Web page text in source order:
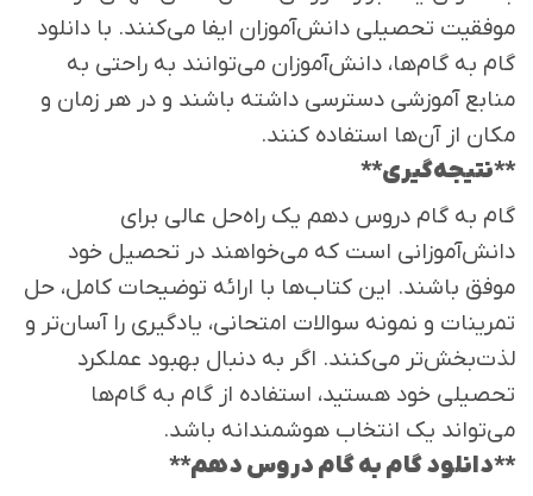
موفقیت تحصیلی دانش‌آموزان ایفا می‌کنند. با دانلود
گام به گام‌ها، دانش‌آموزان می‌توانند به راحتی به
منابع آموزشی دسترسی داشته باشند و در هر زمان و
مکان از آن‌ها استفاده کنند.
**نتیجه‌گیری**
گام به گام دروس دهم یک راه‌حل عالی برای
دانش‌آموزانی است که می‌خواهند در تحصیل خود
موفق باشند. این کتاب‌ها با ارائه توضیحات کامل، حل
تمرینات و نمونه سوالات امتحانی، یادگیری را آسان‌تر و
لذت‌بخش‌تر می‌کنند. اگر به دنبال بهبود عملکرد
تحصیلی خود هستید، استفاده از گام به گام‌ها
می‌تواند یک انتخاب هوشمندانه باشد.
**دانلود گام به گام دروس دهم**